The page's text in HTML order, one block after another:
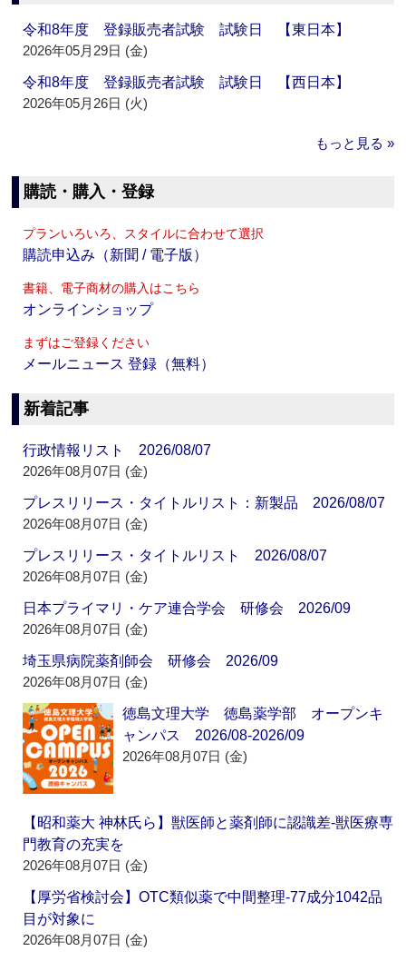
令和8年度 登録販売者試験 試験日 【東日本】
2026年05月29日 (金)
令和8年度 登録販売者試験 試験日 【西日本】
2026年05月26日 (火)
もっと見る »
購読・購入・登録
プランいろいろ、スタイルに合わせて選択
購読申込み（新聞 / 電子版）
書籍、電子商材の購入はこちら
オンラインショップ
まずはご登録ください
メールニュース 登録（無料）
新着記事
行政情報リスト 2026/08/07
2026年08月07日 (金)
プレスリリース・タイトルリスト：新製品 2026/08/07
2026年08月07日 (金)
プレスリリース・タイトルリスト 2026/08/07
2026年08月07日 (金)
日本プライマリ・ケア連合学会 研修会 2026/09
2026年08月07日 (金)
埼玉県病院薬剤師会 研修会 2026/09
2026年08月07日 (金)
徳島文理大学 徳島薬学部 オープンキ
ャンパス 2026/08-2026/09
2026年08月07日 (金)
【昭和薬大 神林氏ら】獣医師と薬剤師に認識差‐獣医療専
門教育の充実を
2026年08月07日 (金)
【厚労省検討会】OTC類似薬で中間整理‐77成分1042品
目が対象に
2026年08月07日 (金)